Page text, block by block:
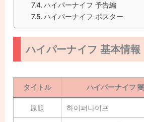
ハイパーナイフ 予告編
ハイパーナイフ ポスター
ハイパーナイフ 基本情報
タイトル ハイパーナイフ
原題 하이퍼나이프